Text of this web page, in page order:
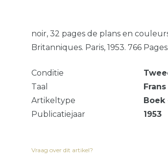
noir, 32 pages de plans en
Britanniques. Paris, 1953. 766
Conditie
Taal
Frans
Artikeltype
Boek
Publicatiejaar
1953
Vraag over dit artikel?